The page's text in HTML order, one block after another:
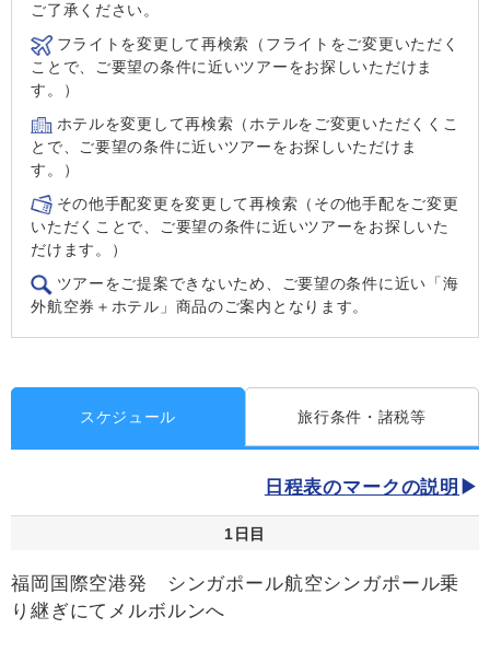
ご了承ください。
フライトを変更して再検索（フライトをご変更いただく
ことで、ご要望の条件に近いツアーをお探しいただけま
す。）
ホテルを変更して再検索（ホテルをご変更いただくくこ
とで、ご要望の条件に近いツアーをお探しいただけま
す。）
その他手配変更を変更して再検索（その他手配をご変更
いただくことで、ご要望の条件に近いツアーをお探しいた
だけます。）
ツアーをご提案できないため、ご要望の条件に近い「海
外航空券＋ホテル」商品のご案内となります。
スケジュール 旅行条件・諸税等
日程表のマークの説明
1日目
福岡国際空港発 シンガポール航空シンガポール乗
り継ぎにてメルボルンへ